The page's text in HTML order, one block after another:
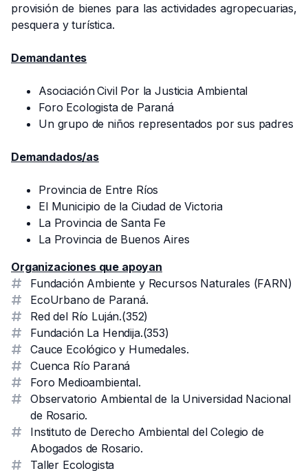
provisión de bienes para las actividades agropecuarias,
pesquera y turística.
Demandantes
AsociaciónCivil Por la Justicia Ambiental
Foro Ecologista de Paraná
Un grupo de niños representados por sus padres
Demandados/as
Provincia de Entre Ríos
El Municipio de la Ciudad de Victoria
La Provincia de Santa Fe
La Provincia de Buenos Aires
Organizaciones que apoyan
Fundación Ambiente y Recursos Naturales (FARN)
EcoUrbano de Paraná.
Red del Río Luján.(352)
Fundación La Hendija.(353)
Cauce Ecológico y Humedales.
Cuenca Río Paraná
Foro Medioambiental.
Observatorio Ambiental de la Universidad Nacional
de Rosario.
Instituto de Derecho Ambiental del Colegio de
Abogados de Rosario.
Taller Ecologista